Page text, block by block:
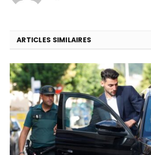
ARTICLES SIMILAIRES